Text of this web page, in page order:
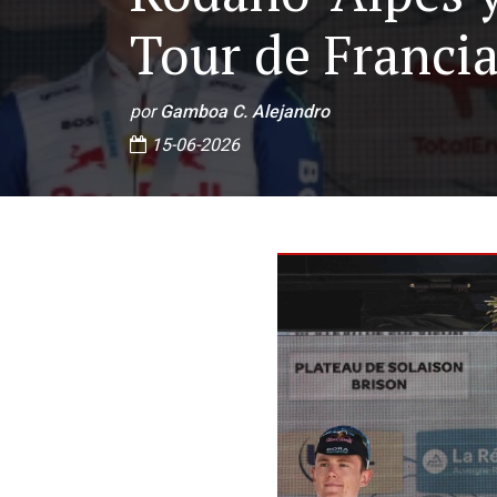
Tour de
porGamboa C. Alejandro
15-06-2026